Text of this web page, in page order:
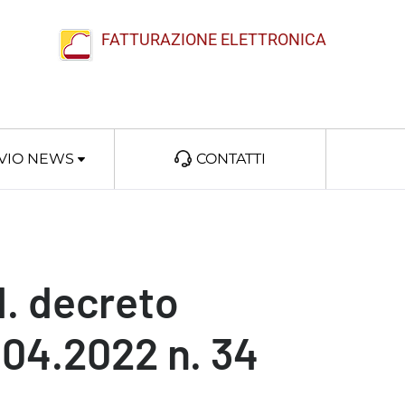
FATTURAZIONE ELETTRONICA
NEWS CONTATTI
decreto
n. 34